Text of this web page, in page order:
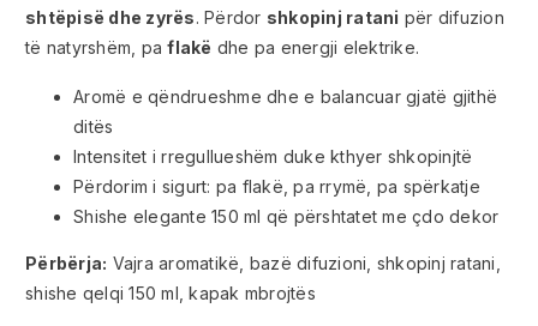
shtëpisë dhe zyrës. Përdor shkopinj ratani për difuzion
të natyrshëm, paflakë dhe pa energji elektrike.
Aromë e qëndrueshme dhe e balancuar gjatë gjithë
ditës
Intensitet i rregullueshëm duke kthyer shkopinjtë
Përdorim i sigurt: pa flakë, pa rrymë, pa spërkatje
Shishe elegante 150 ml që përshtatet me çdo dekor
Përbërja: Vajra aromatikë, bazë difuzioni, shkopinj ratani,
shishe qelqi 150 ml, kapak mbrojtës